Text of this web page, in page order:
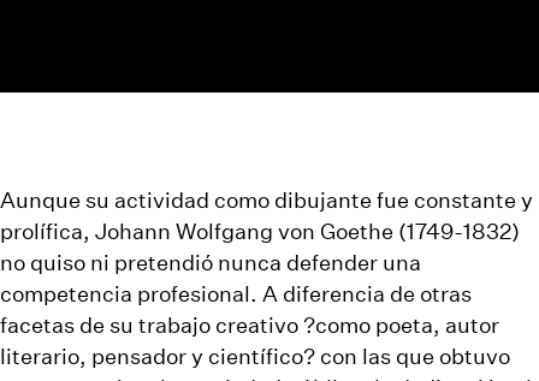
Aunque su actividad como dibujante fue constante y
prolífica, Johann Wolfgang von Goethe (1749-1832)
no quiso ni pretendió nunca defender una
competencia profesional. A diferencia de otras
facetas de su trabajo creativo ?como poeta, autor
literario, pensador y científico? con las que obtuvo